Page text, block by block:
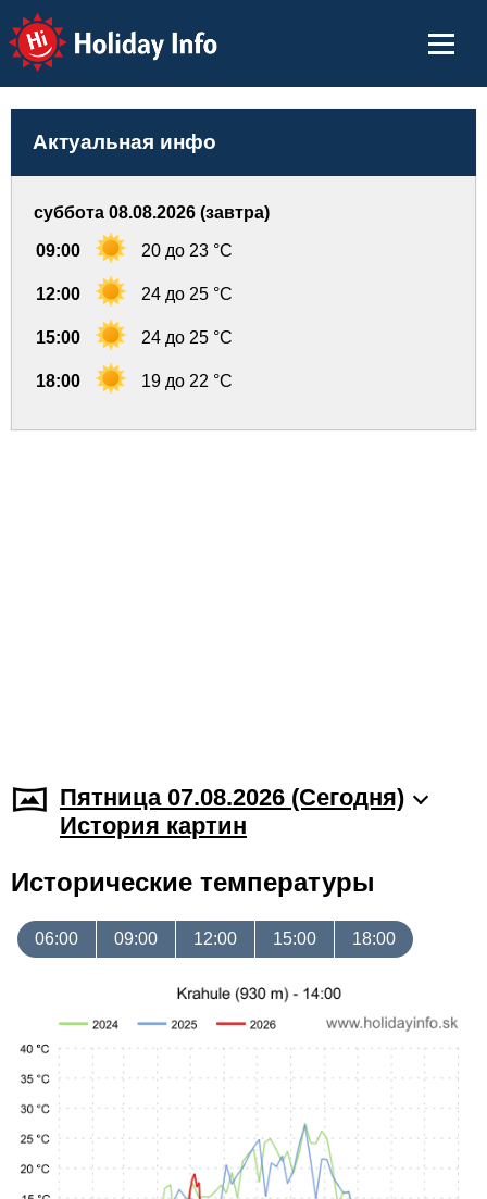
Holiday Info
Актуальная инфо
суббота 08.08.2026 (завтра)
09:00 20 до 23 °C
12:00 24 до 25 °C
15:00 24 до 25 °C
18:00 19 до 22 °C
Пятница 07.08.2026 (Cегодня)
История картин
Исторические температуры
06:00 09:00 12:00 15:00 18:00